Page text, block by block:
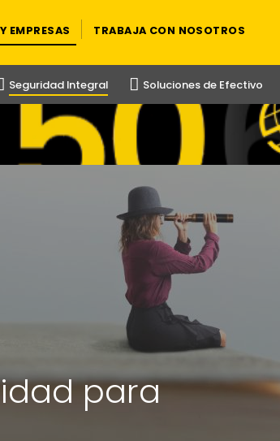
EMPRESAS TRABAJA CON NOSOTROS
Seguridad Integral Soluciones de Efectivo
para